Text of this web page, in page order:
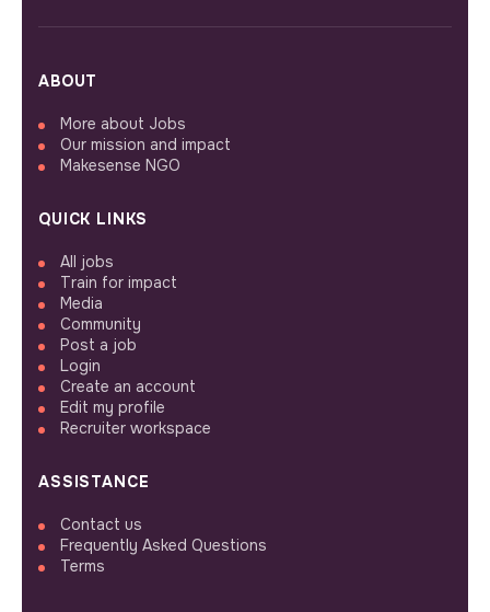
ABOUT
More about Jobs
Our mission and impact
Makesense NGO
QUICK LINKS
All jobs
Train for impact
Media
Community
Post a job
Login
Create an account
Edit my profile
Recruiter workspace
ASSISTANCE
Contact us
Frequently Asked Questions
Terms